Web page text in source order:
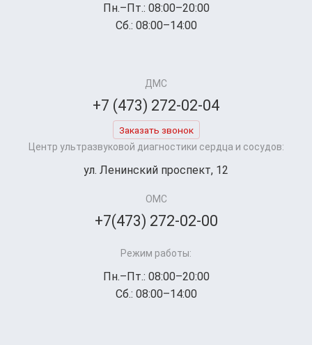
Пн.–Пт.: 08:00–20:00
Сб.: 08:00–14:00
ДМС
+7 (473) 272-02-04
Заказать звонок
Центр ультразвуковой диагностики сердца и сосудов:
ул. Ленинский проспект, 12
ОМС
+7(473) 272-02-00
Режим работы:
Пн.–Пт.: 08:00–20:00
Сб.: 08:00–14:00